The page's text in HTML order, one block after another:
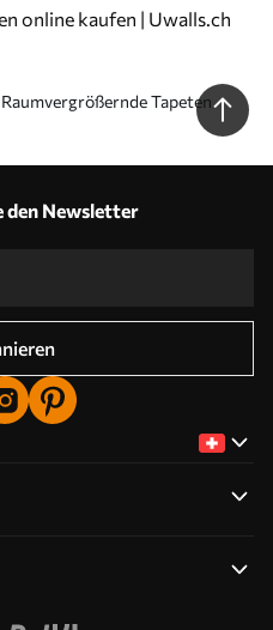
online kaufen | Uwalls.ch
Raumvergrößernde Tapeten
den Newsletter